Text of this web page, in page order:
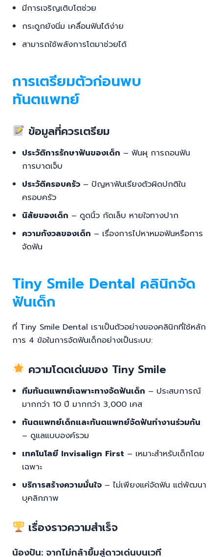
มีการเจริญเติบโตช่วย
กระดูกยังนิ่ม เคลื่อนฟันได้ง่าย
สามารถใช้พลังการโตมาช่วยได้
การเตรียมตัวก่อนพบ
ทันตแพทย์
ข้อมูลที่ควรเตรียม
ประวัติการรักษาฟันของเด็ก – ฟันผุ การถอนฟัน
การบาดเจ็บ
ประวัติครอบครัว – ปัญหาฟันเรียงตัวผิดปกติใน
ครอบครัว
นิสัยของเด็ก – ดูดนิ้ว กัดเล็บ หายใจทางปาก
ความกังวลของเด็ก – เรื่องการไปหาหมอฟันหรือการ
จัดฟัน
Tiny Smile Dental คลินิกจัด
ฟันเด็ก
ที่ Tiny Smile Dental เราเป็นตัวอย่างของคลินิกที่ใช้หลัก
การ 4 ข้อในการจัดฟันเด็กอย่างเป็นระบบ:
ความโดดเด่นของ Tiny Smile
ทีมทันตแพทย์เฉพาะทางจัดฟันเด็ก – ประสบการณ์
มากกว่า 10 ปี มากกว่า 3,000 เคส
ทันตแพทย์เด็กและทันตแพทย์จัดฟันทำงานร่วมกัน
– ดูแลแบบองค์รวม
เทคโนโลยี Invisalign First – เหมาะสำหรับเด็กโดย
เฉพาะ
บริการสร้างความมั่นใจ – ไม่เพียงแค่จัดฟัน แต่พัฒนา
บุคลิกภาพ
เรื่องราวความสำเร็จ
น้องปัน: จากไม่กล้ายิ้มสู่ดาวเด่นบนเวที